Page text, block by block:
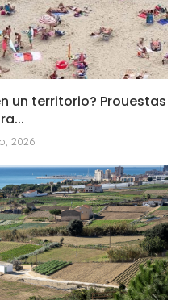
un territorio? Prouestas
2026